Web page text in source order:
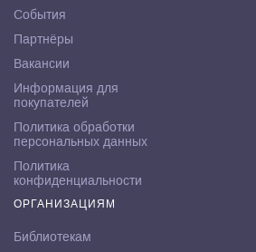
События
Партнёры
Вакансии
Информация для
покупателей
Политика обработки
персональных данных
Политика
конфиденциальности
ОРГАНИЗАЦИЯМ
Библиотекам